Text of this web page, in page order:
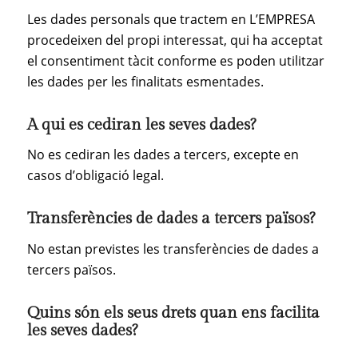
Les dades personals que tractem en L’EMPRESA
procedeixen del propi interessat, qui ha acceptat
el consentiment tàcit conforme es poden utilitzar
les dades per les finalitats esmentades.
A qui es cediran les seves dades?
No es cediran les dades a tercers, excepte en
casos d’obligació legal.
Transferències de dades a tercers països?
No estan previstes les transferències de dades a
tercers països.
Quins són els seus drets quan ens facilita
les seves dades?